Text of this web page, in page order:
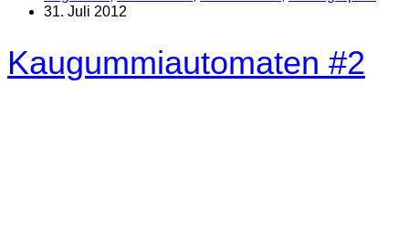
31. Juli 2012
Kaugummiautomaten #2